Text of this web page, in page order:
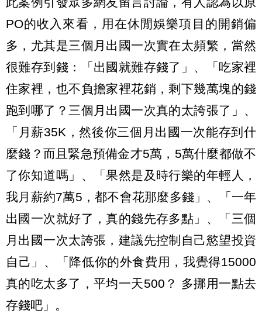
PO的收入來看，用在休閒娛樂項目的開銷偏
多，尤其是三個月出國一次實在太頻繁，當然
很難存到錢：「出國就難存錢了」、「吃家裡
住家裡，也不負擔家裡花銷，剩下幾萬塊的錢
跑到哪了？三個月出國一次真的太誇張了」、
「月薪35K，然後你三個月出國一次能存到什
麼錢？而且緊急預備金才5萬，5萬什麼都做不
了你知道嗎」、「果然是及時行樂的年輕人，
我月薪約7萬5，都不會花那麼多錢」、「一年
出國一次就好了，真的錢先存多點」、「三個
月出國一次太誇張，建議先控制自己慾望投資
自己」、「降低你的外食費用，我覺得15000
真的吃太多了，平均一天500？ 多挪用一點去
存錢吧」。